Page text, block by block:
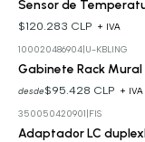
Sensor de
$120.283 CLP + IVA
100020486904| U-KBLING
Gabinete Rack Mural
desde$95.428 CLP + IVA
350050420901 FIS
Adaptador LC